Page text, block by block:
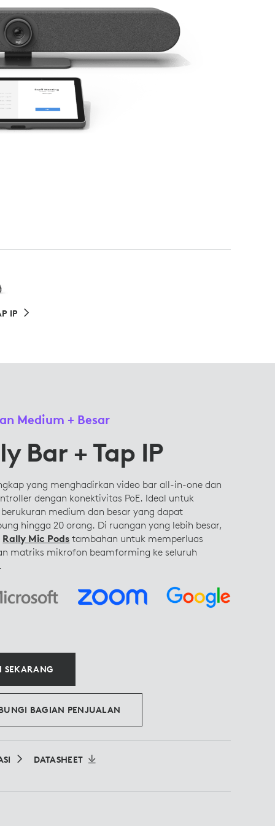
IP
Medium + Besar
Bar + Tap IP
yang menghadirkan video bar all-in-one dan
dengan konektivitas PoE. Ideal untuk
medium dan besar yang dapat
hingga 20 orang. Di ruangan yang lebih besar,
Rally Mic Pods tambahan untuk memperluas
matriks mikrofon beamforming ke seluruh
SEKARANG
BAGIAN PENJUALAN
DATASHEET